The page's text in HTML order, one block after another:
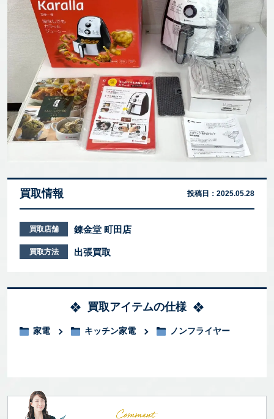
買取情報 投稿日： 2025.05.28
買取店舗 錬金堂 町田店
買取方法 出張買取
買取アイテムの仕様
家電 キッチン家電 ノンフライヤー